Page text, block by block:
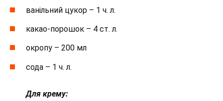
ванільний цукор – 1 ч. л.
какао-порошок – 4 ст. л.
окропу – 200 мл
сода – 1 ч. л.
Для крему: